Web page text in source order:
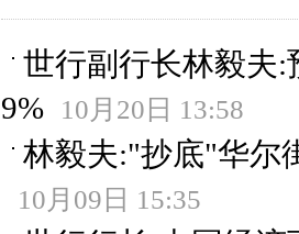
世行副行长林毅夫:
9%
10月20日 13:58
林毅夫:"抄底"华尔
10月09日 15:35